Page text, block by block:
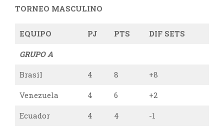
TORNEO MASCULINO
EQUIPO PJ PTS DIF SETS
GRUPO A
Brasil 4 8 +8
Venezuela 4 6 +2
Ecuador 4 4 -1